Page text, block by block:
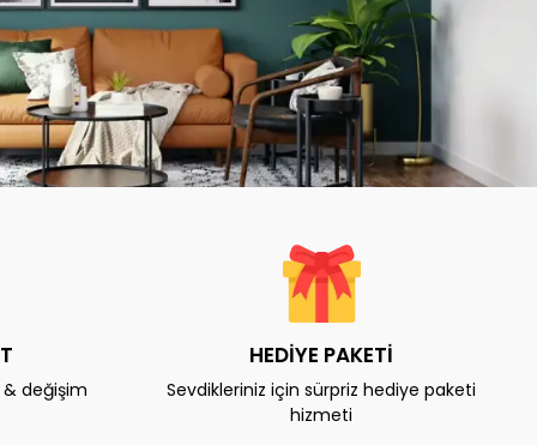
& değişim
HEDİYE PAKETİ
Sevdikleriniz için sürpriz hediye paketi
hizmeti